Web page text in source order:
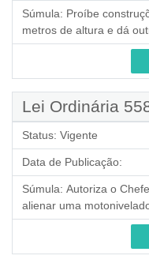
Súmula: Proíbe
metros de altura e dá
Lei Ordinária
Status: Vigente
Data de Publicação:
Súmula: Autoriza o
alienar uma